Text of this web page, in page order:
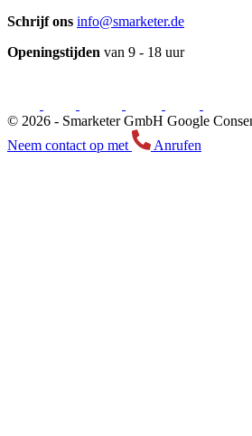
Schrijf ons info@smarketer.de
Openingstijden van 9 - 18 uur
© 2026 - Smarketer GmbH Google
Neem contact op met
Anrufen